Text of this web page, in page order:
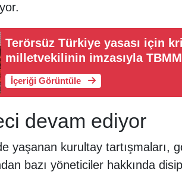
Terörsüz Türkiye yasası için
milletvekilinin imzasıyla
İçeriği Görüntüle
devam ediyor
yaşanan kurultay tartışmaları,
bazı yöneticiler hakkında